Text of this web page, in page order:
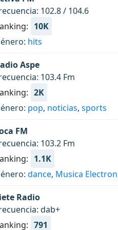
102.8 / 104.6
10K
hits
Aspe
103.4 Fm
2K
pop, noticias, sports
FM
103.2 Fm
1.1K
dance, Musica
Radio
dab+
791